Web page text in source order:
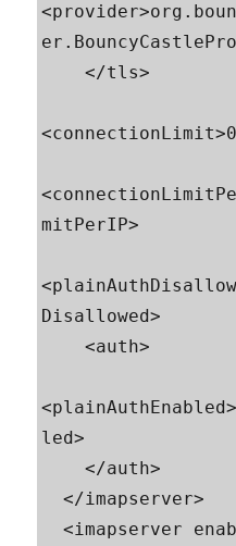
    </tls>
mitPerIP>
Disallowed>
    <auth>
led>
    </auth>
  </imapserver>
  <imapserver enabled="true">